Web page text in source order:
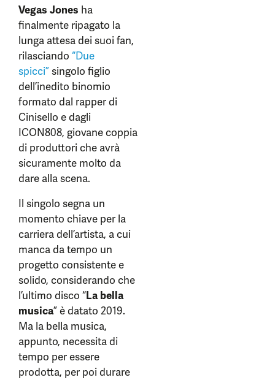
Vegas Jones ha
finalmente ripagato la
lunga attesa dei suoi fan,
rilasciando “Due
spicci”singolo figlio
dell’inedito binomio
formato dal rapper di
Cinisello e dagli
ICON808, giovane coppia
di produttori che avrà
sicuramente molto da
dare alla scena.
Il singolo segna un
momento chiave per la
carriera dell’artista, a cui
manca da tempo un
progetto consistente e
solido, considerando che
l’ultimo disco “La bella
musica” è datato 2019.
Ma la bella musica,
appunto, necessita di
tempo per essere
prodotta, per poi durare